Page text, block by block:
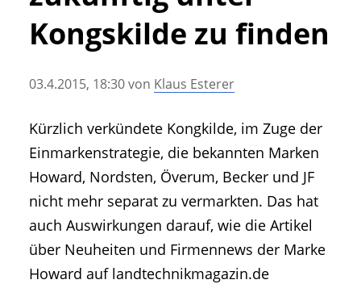
• Geschichte und Geschichten
• Messen und Veranstaltungen
• Agritechnica Neuheiten Archiv
Kongskilde zu finden
03.4.2015, 18:30von Klaus Esterer
Kürzlich verkündete Kongkilde, im Zuge der
Einmarkenstrategie, die bekannten Marken
Howard, Nordsten, Överum, Becker und JF
nicht mehr separat zu vermarkten. Das hat
auch Auswirkungen darauf, wie die Artikel
über Neuheiten und Firmennews der Marke
Howard auf landtechnikmagazin.de